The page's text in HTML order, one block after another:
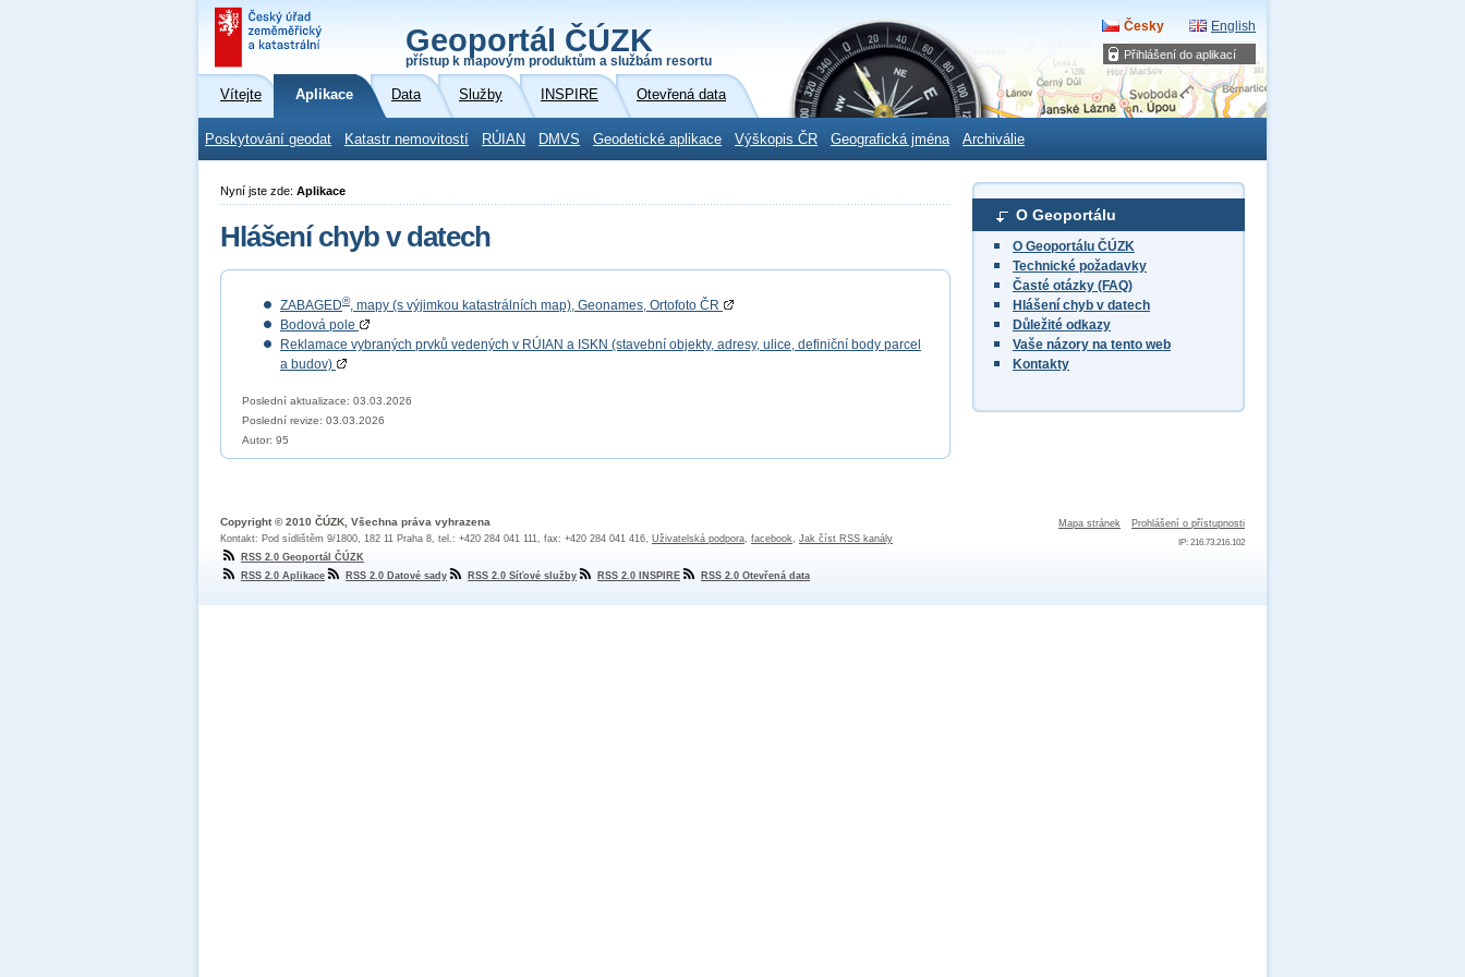
Přihlášení do aplikací
Geoportál ČÚZK
přístup k mapovým produktům a službám resortu
Česky English
Vítejte Aplikace Data Služby INSPIRE Otevřená data
Poskytování geodat Katastr nemovitostí RÚIAN DMVS Geodetické aplikace Výškopis ČR Geografická jména Archiválie
O Geoportálu
O Geoportálu ČÚZK
Technické požadavky
Časté otázky (FAQ)
Hlášení chyb v datech
Důležité odkazy
Vaše názory na tento web
Kontakty
Nyní jste zde: Aplikace
Hlášení chyb v datech
ZABAGED®, mapy (s výjimkou katastrálních map), Geonames, Ortofoto ČR
Bodová pole
Reklamace vybraných prvků vedených v RÚIAN a ISKN (stavební objekty, adresy, ulice, definiční body parcel
a budov)
Poslední aktualizace: 03.03.2026
Poslední revize: 03.03.2026
Autor: 95
Mapa stránek Prohlášení o přístupnosti
IP: 216.73.216.102
Copyright © 2010 ČÚZK, Všechna práva vyhrazena
Kontakt: Pod sídlištěm 9/1800, 182 11 Praha 8, tel.: +420 284 041 111, fax: +420 284 041 416, Uživatelská podpora, facebook, Jak číst RSS kanály
RSS 2.0 Geoportál ČÚZK
RSS 2.0 Aplikace
RSS 2.0 Datové sady RSS 2.0 Síťové služby RSS 2.0 INSPIRE RSS 2.0 Otevřená data